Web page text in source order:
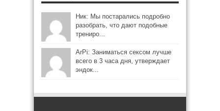
Ник: Мы постарались подробно
разобрать, что дают подобные
трениро...
ArPi: Заниматься сексом лучше
всего в 3 часа дня, утверждает
эндок...